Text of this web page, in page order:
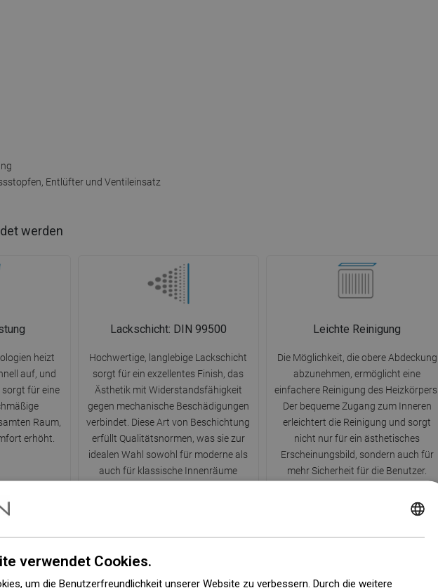
Entlüfter und Ventileinsatz
werden
heizt
auf, und
für eine
Raum,
erhöht.
Lackschicht: DIN 99500
Hochwertige, langlebige Lackschicht
sorgt für ein exzellentes Finish, das
Ästhetik mit Widerstandsfähigkeit
gegen mechanische Beschädigungen
verbindet. Diese Art von Beschichtung
erfüllt Qualitätsnormen, was sie zur
idealen Wahl sowohl für moderne als
auch für klassische Innenräume
Leichte Reinigung
Die Möglichkeit, die obere Abdeckung
abzunehmen, ermöglicht eine
einfachere Reinigung des Heizkörpers.
Der bequeme Zugang zum Inneren
erleichtert die Reinigung und sorgt
nicht nur für ein ästhetisches
Erscheinungsbild, sondern auch für
mehr Sicherheit für die Benutzer.
Beständigkeit gegen Anlaufen
10 Jahre Garantie
verwendet Cookies.
um die Benutzerfreundlichkeit unserer Website zu verbessern. Durch die weitere